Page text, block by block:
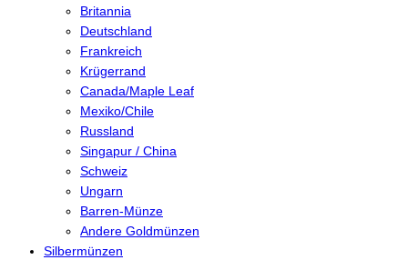
Britannia
Deutschland
Frankreich
Krügerrand
Canada/Maple Leaf
Mexiko/Chile
Russland
Singapur / China
Schweiz
Ungarn
Barren-Münze
Andere Goldmünzen
Silbermünzen